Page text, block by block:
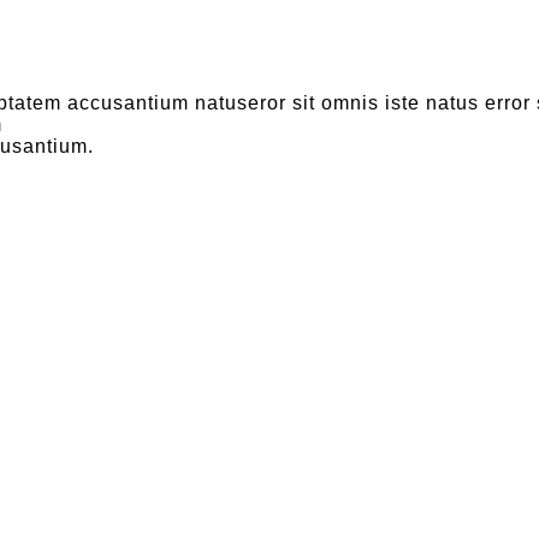
accusantium natuseror sit omnis iste natus